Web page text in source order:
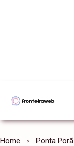
Home
Ponta Porã